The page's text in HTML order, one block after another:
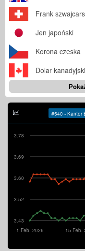
Frank
Jen japoński
Korona czeska
Dolar kanadyjski
3.43
3.52
3.60
3.69
3.78
15 Feb.
1 Feb. 2026